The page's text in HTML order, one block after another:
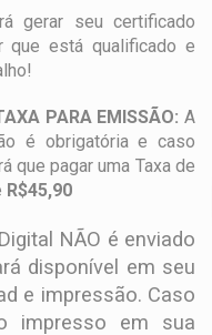
gerar seu certificado
que está qualificado e
PARA EMISSÃO: A
é obrigatória e caso
que pagar uma Taxa de
R$45,90
NÃO é enviado
disponível em seu
e impressão. Caso
impresso em sua